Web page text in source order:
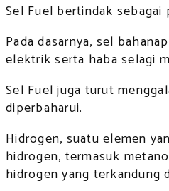
Sel Fuel bertindak
Pada dasarnya, sel
elektrik serta haba selagi
Sel Fuel juga turut
diperbaharui.
Hidrogen, suatu elemen
hidrogen, termasuk
hidrogen yang terkandung